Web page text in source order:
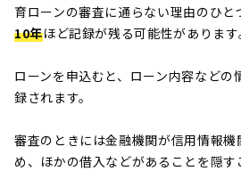
育ローンの審査に通らない理由のひと
10年ほど記録が残る可能性があります
ローンを申込むと、ローン内容などの
録されます。
審査のときには金融機関が信用情報
め、ほかの借入などがあることを隠す